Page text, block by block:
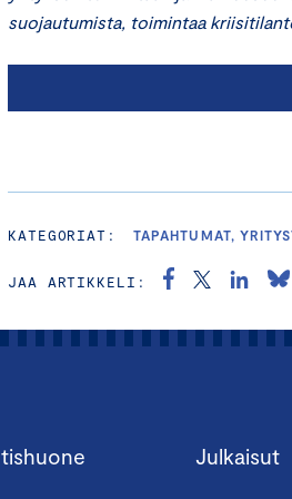
suojautumista, toimintaa
KATEGORIAT: TAPAHTUMAT,
JAA ARTIKKELI:
Julkaisut